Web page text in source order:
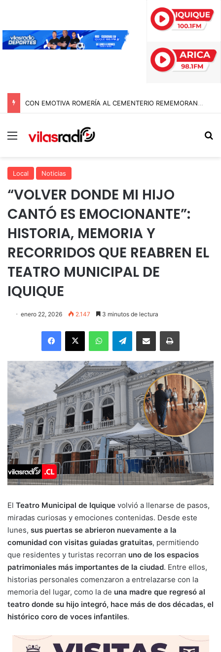
CON EMOTIVA ROMERÍA AL CEMENTERIO REMEMORAN A LOS DIFUNTOS EN LA FIESTA DE SAN LORENZO
Menú
Local Noticias
“VOLVER DONDE MI HIJO
CANTÓ ES EMOCIONANTE”:
HISTORIA, MEMORIA Y
RECORRIDOS QUE REABREN EL
TEATRO MUNICIPAL DE
IQUIQUE
enero 22, 2026 2.147 3 minutos de lectura
Facebook
X WhatsAppTelegramEnviar vía email Imprimir
El Teatro Municipal de Iquique volvió a llenarse de pasos,
miradas curiosas y emociones contenidas. Desde este
lunes, sus puertas se abrieron nuevamente a la
comunidad con visitas guiadas gratuitas, permitiendo
que residentes y turistas recorran uno de los espacios
patrimoniales más importantes de la ciudad. Entre ellos,
historias personales comenzaron a entrelazarse con la
memoria del lugar, como la de una madre que regresó al
teatro donde su hijo integró, hace más de dos décadas, el
histórico coro de voces infantiles.